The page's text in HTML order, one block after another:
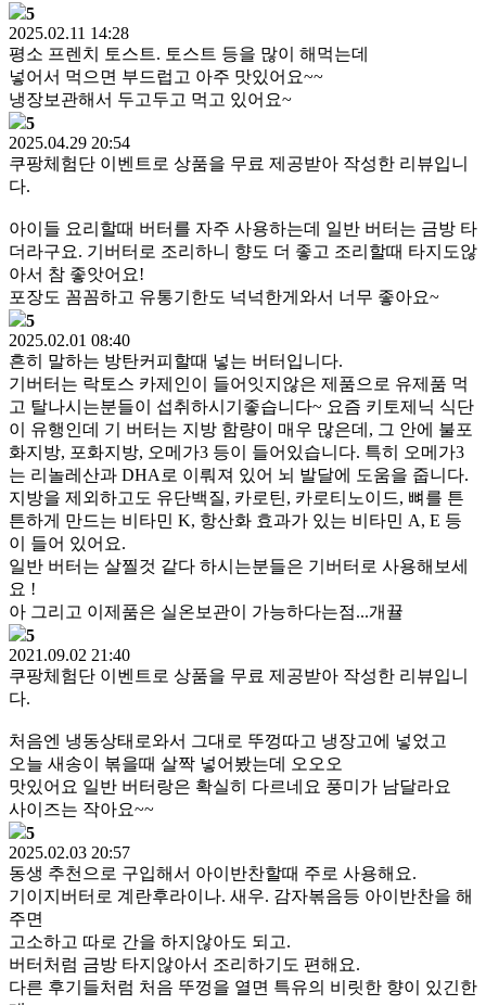
5
2025.02.11 14:28
평소 프렌치 토스트. 토스트 등을 많이 해먹는데
넣어서 먹으면 부드럽고 아주 맛있어요~~
냉장보관해서 두고두고 먹고 있어요~
5
2025.04.29 20:54
쿠팡체험단 이벤트로 상품을 무료 제공받아 작성한 리뷰입니
다.
아이들 요리할때 버터를 자주 사용하는데 일반 버터는 금방 타
더라구요. 기버터로 조리하니 향도 더 좋고 조리할때 타지도않
아서 참 좋앗어요!
포장도 꼼꼼하고 유통기한도 넉넉한게와서 너무 좋아요~
5
2025.02.01 08:40
흔히 말하는 방탄커피할때 넣는 버터입니다.
기버터는 락토스 카제인이 들어잇지않은 제품으로 유제품 먹
고 탈나시는분들이 섭취하시기좋습니다~ 요즘 키토제닉 식단
이 유행인데 기 버터는 지방 함량이 매우 많은데, 그 안에 불포
화지방, 포화지방, 오메가3 등이 들어있습니다. 특히 오메가3
는 리놀레산과 DHA로 이뤄져 있어 뇌 발달에 도움을 줍니다.
지방을 제외하고도 유단백질, 카로틴, 카로티노이드, 뼈를 튼
튼하게 만드는 비타민 K, 항산화 효과가 있는 비타민 A, E 등
이 들어 있어요.
일반 버터는 살찔것 같다 하시는분들은 기버터로 사용해보세
요 !
아 그리고 이제품은 실온보관이 가능하다는점...개뀰
5
2021.09.02 21:40
쿠팡체험단 이벤트로 상품을 무료 제공받아 작성한 리뷰입니
다.
처음엔 냉동상태로와서 그대로 뚜껑따고 냉장고에 넣었고
오늘 새송이 볶을때 살짝 넣어봤는데 오오오
맛있어요 일반 버터랑은 확실히 다르네요 풍미가 남달라요
사이즈는 작아요~~
5
2025.02.03 20:57
동생 추천으로 구입해서 아이반찬할때 주로 사용해요.
기이지버터로 계란후라이나. 새우. 감자볶음등 아이반찬을 해
주면
고소하고 따로 간을 하지않아도 되고.
버터처럼 금방 타지않아서 조리하기도 편해요.
다른 후기들처럼 처음 뚜껑을 열면 특유의 비릿한 향이 있긴한